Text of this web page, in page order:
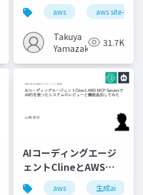
VPN！ NAT越え、双方
向名前解決、フェイル
オーバーまで
aws aws site-to-
Takuya
Yamazaki
31.7K
AIコーディングエージ
ェントClineとAWS
MCP ServersでAWSを
aws 生成ai